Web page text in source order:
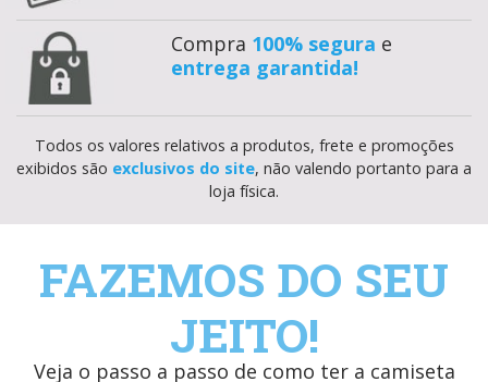
Compra 100% segura e
entrega garantida!
Todos os valores relativos a produtos, frete e promoções
exibidos são exclusivos do site, não valendo portanto para a
loja física.
FAZEMOS DO SEU
JEITO!
Veja o passo a passo de como ter a camiseta